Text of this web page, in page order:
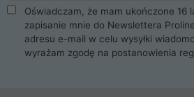
takie jak procesory, karty graficzne,
dyski SSD, M.2 oraz HDD. Nasi
najlepszy zasilacz komputerowy oraz
Poza komputerami mamy również
Smartfony takich producentów jak
Oświadczam, że mam ukończone 16
zapisanie mnie do Newslettera
adresu e-mail w celu wysyłki
wyrażam zgodę na postanowienia